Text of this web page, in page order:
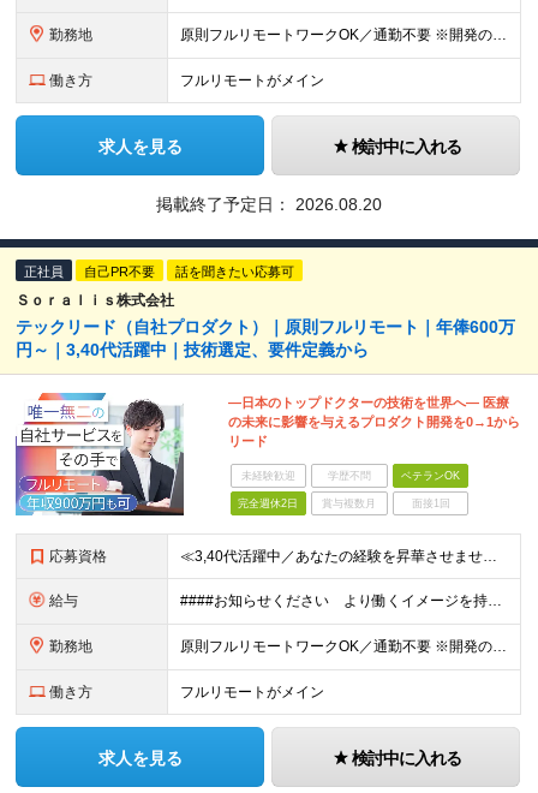
勤務地 原則フルリモートワークOK／通勤不要 ※開発の熱量を共有するため、出社できる範囲にお住まいの方を想定。 ◆オフィス 東京都港区高輪3丁目25-29 Ave.Takanawa 5階エキスパートオフィス
働き方 フルリモートがメイン
求人を見る 検討中に入れる
掲載終了予定日： 2026.08.20
正社員 自己PR不要 話を聞きたい応募可
Ｓｏｒａｌｉｓ株式会社
テックリード（自社プロダクト）｜原則フルリモート｜年俸600万
円～｜3,40代活躍中｜技術選定、要件定義から
―日本のトップドクターの技術を世界へ― 医療
の未来に影響を与えるプロダクト開発を0→1から
リード
未経験歓迎 学歴不問 ベテランOK
完全週休2日 賞与複数月 面接1回
応募資格 ≪3,40代活躍中／あなたの経験を昇華させませんか？≫ ◆Webアプリケーションの開発経験をお持ちの方（年数不問） ◆大卒以上 ◆英語での日常会話ができる方 ★求める人物像 ・指示待ちではなく、0→
給与 ####お知らせください より働くイメージを持てるよう、給与の書き分けは可能でしょうか。 （例） ・開発経験5年の方 年俸●●万円 ・要件定義、詳細設計の経験が5年以上の方 年俸●●万円 など 年
勤務地 原則フルリモートワークOK／通勤不要 ※開発の熱量を共有するため、出社できる範囲にお住まいの方を想定。 ※年2～3回の海外出張あり。 ◆オフィス 東京都港区高輪3丁目25-29 Ave.Takan
働き方 フルリモートがメイン
求人を見る 検討中に入れる